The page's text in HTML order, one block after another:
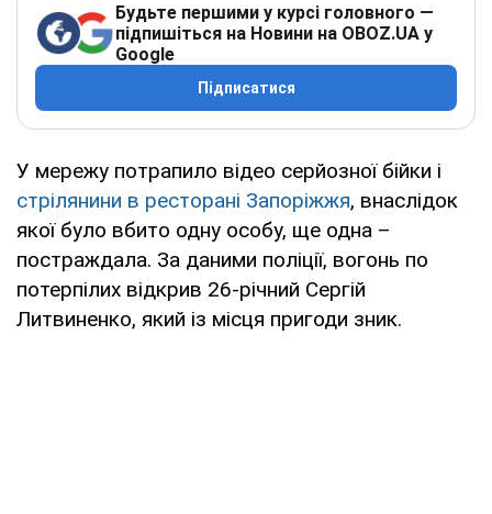
Будьте першими у курсі головного —
підпишіться на Новини на OBOZ.UA у
Google
Підписатися
У мережу потрапило відео серйозної бійки і
стрілянини в ресторані Запоріжжя, внаслідок
якої було вбито одну особу, ще одна –
постраждала. За даними поліції, вогонь по
потерпілих відкрив 26-річний Сергій
Литвиненко, який із місця пригоди зник.